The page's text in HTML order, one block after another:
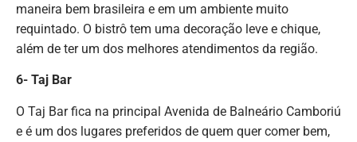
maneira bem brasileira e em um ambiente muito
requintado. O bistrô tem uma decoração leve e chique,
além de ter um dos melhores atendimentos da região.
6- Taj Bar
O Taj Bar fica na principal Avenida de Balneário Camboriú
e é um dos lugares preferidos de quem quer comer bem,